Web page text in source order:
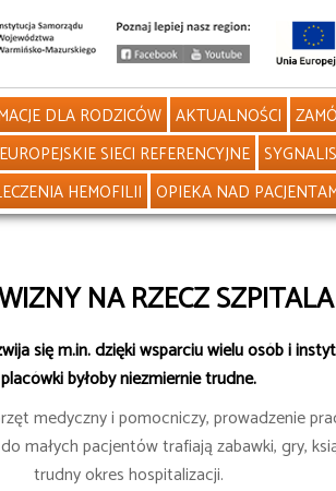
DLA RODZICÓW AKTUALNOŚCI
EUROPEJSKIE SIECI REFERENCYJNE
HEMOFILII OPIEKA NAD
NA RZECZ SZPITALA
się m.in. dzięki wsparciu wielu osób i
placówki byłoby niezmiernie trudne.
medyczny i pomocniczy, prowadzenie
małych pacjentów trafiają zabawki, gry,
trudny okres hospitalizacji.